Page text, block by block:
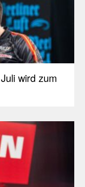
wird zum